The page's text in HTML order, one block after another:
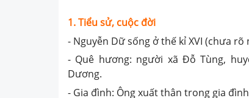
1. Tiểu sử, cuộc đời
- Nguyễn Dữ sống ở thế kỉ XVI (chưa
- Quê hương: người xã Đỗ Tùng,
Dương.
- Gia đình: Ông xuất thân trong gia